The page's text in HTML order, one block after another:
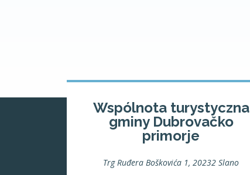
Wspólnota turystyczna
gminy Dubrovačko
primorje
Trg Ruđera Boškovića 1, 20232 Slano